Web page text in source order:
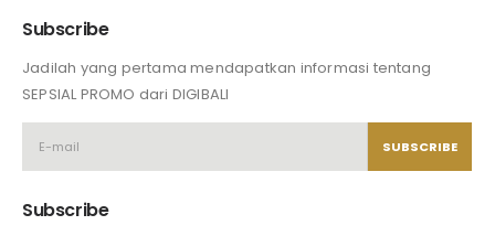
Subscribe
Jadilah yang pertama mendapatkan informasi tentang
SEPSIAL PROMO dari DIGIBALI
Subscribe